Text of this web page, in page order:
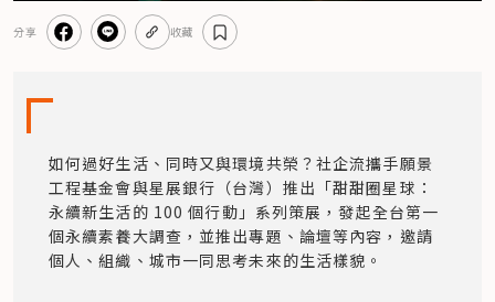
分享 收藏
如何過好生活、同時又與環境共榮？社企流攜手願景
工程基金會與星展銀行（台灣）推出「甜甜圈星球：
永續新生活的 100 個行動」系列策展，發起全台第一
個永續素養大調查，並推出專題、論壇等內容，邀請
個人、組織、城市一同思考未來的生活樣貌。